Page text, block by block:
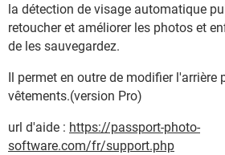
la détection de visage automatique
retoucher et améliorer les photos et
de les sauvegardez.
Il permet en outre de modifier l'arrière
vêtements.(version Pro)
url d'aide : https://passport-photo-
software.com/fr/support.php